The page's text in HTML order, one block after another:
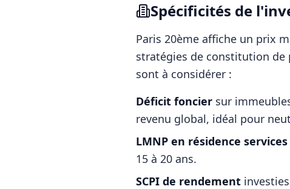
Spécificités de
Paris 20ème affiche un prix
stratégies de constitution
sont à considérer :
Déficit foncier sur
revenu global, idéal pour
LMNP en résidence services
15 à 20 ans.
SCPI de rendement